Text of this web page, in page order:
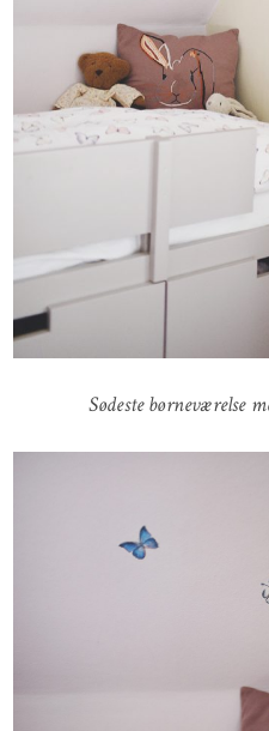
Sødeste børneværelse